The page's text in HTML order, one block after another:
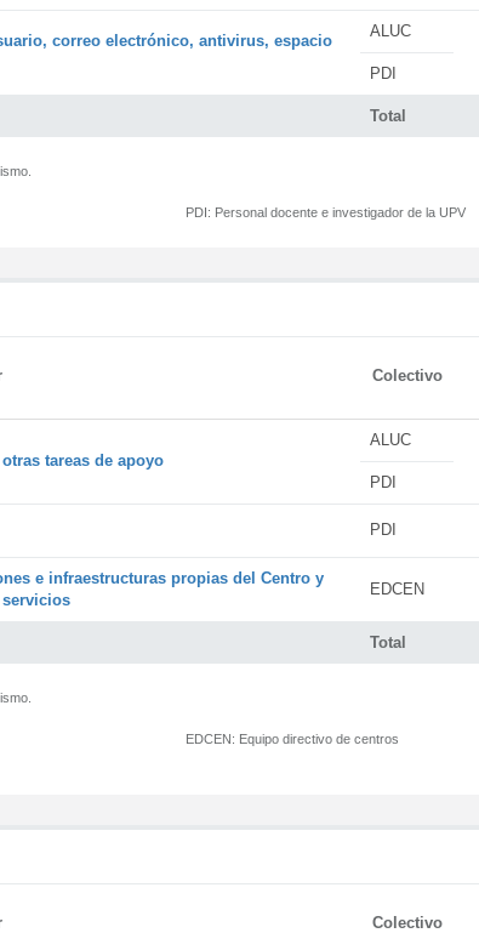
Total
correo electrónico, antivirus, espacio
ALUC
PDI
PDI: Personal docente e investigador de la UPV
Colectivo
Total
tareas de apoyo
ALUC
PDI
PDI
e infraestructuras propias del Centro y
EDCEN
EDCEN: Equipo directivo de centros
Colectivo